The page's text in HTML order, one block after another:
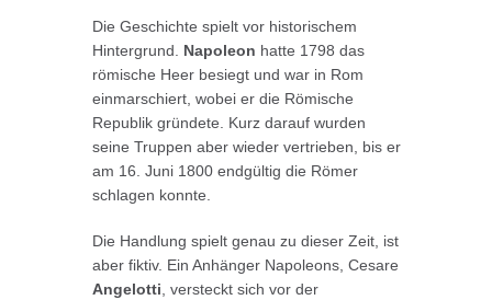
Die Geschichte spielt vor historischem
Hintergrund. Napoleon hatte 1798 das
römische Heer besiegt und war in Rom
einmarschiert, wobei er die Römische
Republik gründete. Kurz darauf wurden
seine Truppen aber wieder vertrieben, bis er
am 16. Juni 1800 endgültig die Römer
schlagen konnte.
Die Handlung spielt genau zu dieser Zeit, ist
aber fiktiv. Ein Anhänger Napoleons, Cesare
Angelotti , versteckt sich vor der